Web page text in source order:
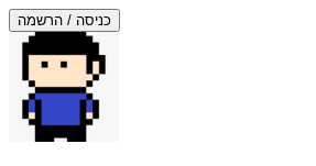
תפריט
עליון
דלג
מעל
תפריט
עליון
כניסה / הרשמה
סוף
אזור
תפריט
עליון